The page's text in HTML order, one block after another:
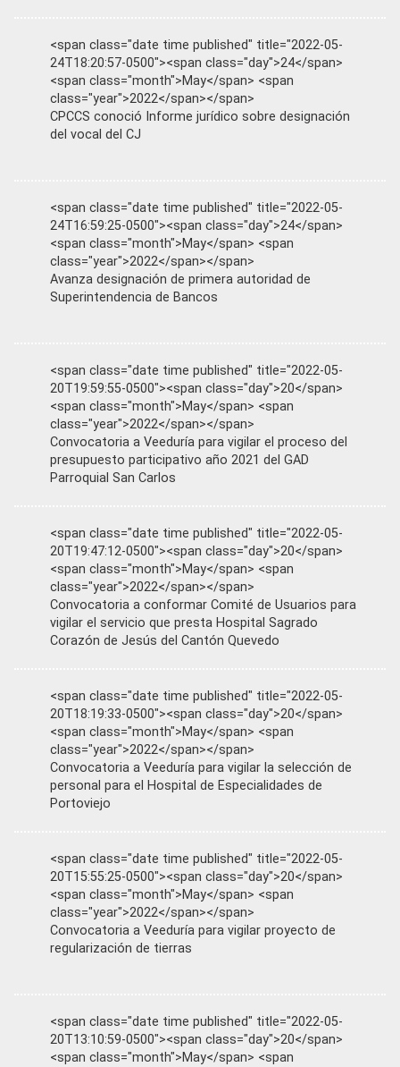
<span class="date time published" title="2022-05-
24T18:20:57-0500"><span class="day">24</span>
<span class="month">May</span> <span
class="year">2022</span></span>
CPCCS conoció Informe jurídico sobre designación
del vocal del CJ
<span class="date time published" title="2022-05-
24T16:59:25-0500"><span class="day">24</span>
<span class="month">May</span> <span
class="year">2022</span></span>
Avanza designación de primera autoridad de
Superintendencia de Bancos
<span class="date time published" title="2022-05-
20T19:59:55-0500"><span class="day">20</span>
<span class="month">May</span> <span
class="year">2022</span></span>
Convocatoria a Veeduría para vigilar el proceso del
presupuesto participativo año 2021 del GAD
Parroquial San Carlos
<span class="date time published" title="2022-05-
20T19:47:12-0500"><span class="day">20</span>
<span class="month">May</span> <span
class="year">2022</span></span>
Convocatoria a conformar Comité de Usuarios para
vigilar el servicio que presta Hospital Sagrado
Corazón de Jesús del Cantón Quevedo
<span class="date time published" title="2022-05-
20T18:19:33-0500"><span class="day">20</span>
<span class="month">May</span> <span
class="year">2022</span></span>
Convocatoria a Veeduría para vigilar la selección de
personal para el Hospital de Especialidades de
Portoviejo
<span class="date time published" title="2022-05-
20T15:55:25-0500"><span class="day">20</span>
<span class="month">May</span> <span
class="year">2022</span></span>
Convocatoria a Veeduría para vigilar proyecto de
regularización de tierras
<span class="date time published" title="2022-05-
20T13:10:59-0500"><span class="day">20</span>
<span class="month">May</span> <span